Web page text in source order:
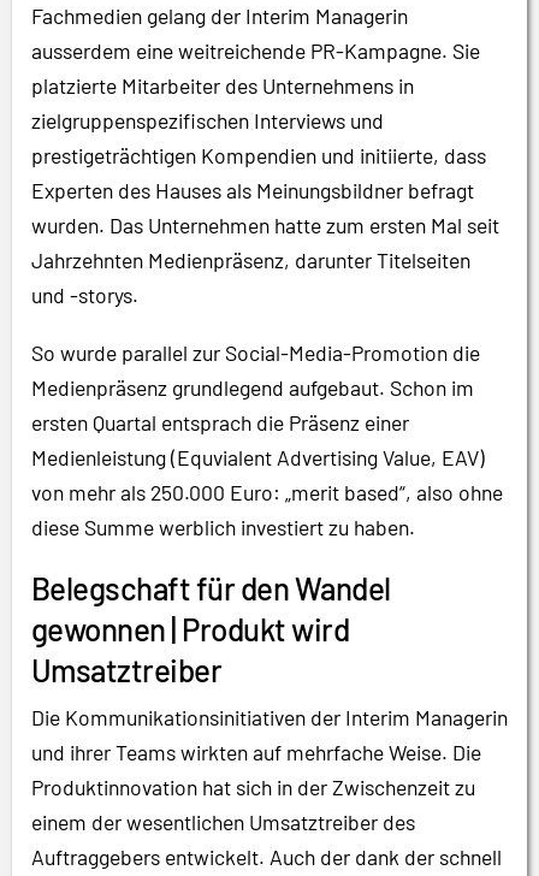
Fachmedien gelang der Interim Managerin
ausserdem eine weitreichende PR-Kampagne. Sie
platzierte Mitarbeiter des Unternehmens in
zielgruppenspezifischen Interviews und
prestigeträchtigen Kompendien und initiierte, dass
Experten des Hauses als Meinungsbildner befragt
wurden. Das Unternehmen hatte zum ersten Mal seit
Jahrzehnten Medienpräsenz, darunter Titelseiten
und -storys.
So wurde parallel zur Social-Media-Promotion die
Medienpräsenz grundlegend aufgebaut. Schon im
ersten Quartal entsprach die Präsenz einer
Medienleistung (Equvialent Advertising Value, EAV)
von mehr als 250.000 Euro: „merit based“, also ohne
diese Summe werblich investiert zu haben.
Belegschaft für den Wandel
gewonnen | Produkt wird
Umsatztreiber
Die Kommunikationsinitiativen der Interim Managerin
und ihrer Teams wirkten auf mehrfache Weise. Die
Produktinnovation hat sich in der Zwischenzeit zu
einem der wesentlichen Umsatztreiber des
Auftraggebers entwickelt. Auch der dank der schnell